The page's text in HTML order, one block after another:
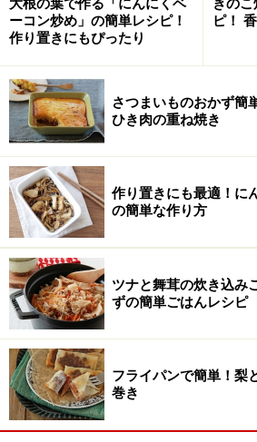
しい朝食にもすぐ作れて重宝します
とろ～りチーズとトマトの
ットレシピ
出典： ガレット レシピ・作り方 by
ガレットにトマトソースやピザ用
せるだけの簡単レシピです。薄く焼
ピーなピザ生地のようで、手軽に
いレシピです。ナイフとフォーク
れ！
15分でできる「焦がしニ
ガレット」簡単レシピ
大根の葉で作る「にんにくベ
ーコン炒め」の簡単レシピ！
作り置きにもぴったり
きの
ピ！
さつまいものおかず簡
ひき肉の重ね焼き
作り置きにも最適！に
の簡単な作り方
ツナと舞茸の炊き込み
ずの簡単ごはんレシピ
フライパンで簡単！梨
巻き